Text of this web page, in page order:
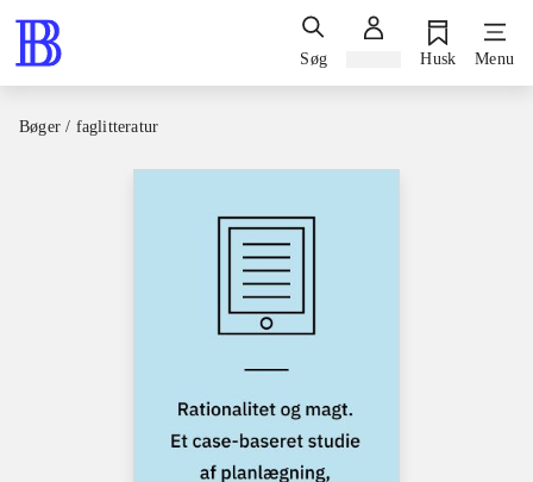
Søg Husk Menu
Bøger / faglitteratur